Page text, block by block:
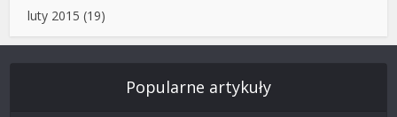
luty 2015 (19)
Popularne artykuły